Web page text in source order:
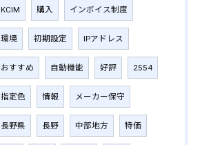
KCIM 購入 インボイス制度
環境 初期設定 IPアドレス
おすすめ 自動機能 好評 2554
指定色 情報 メーカー保守
長野県 長野 中部地方 特価